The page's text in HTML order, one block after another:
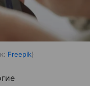
Freepik